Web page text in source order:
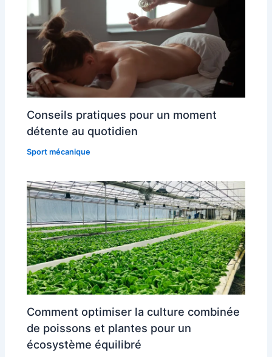
Conseils pratiques pour un moment
détente au quotidien
Sport mécanique
Comment optimiser la culture combinée
de poissons et plantes pour un
écosystème équilibré